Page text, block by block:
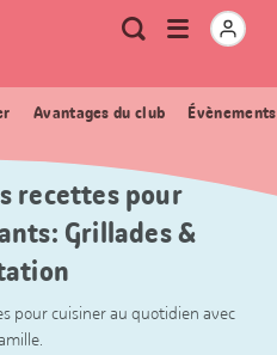
Métanavigation
RechercheOuvrir
Avantages du club
recettes pour
Grillades &
pour cuisiner au quotidien avec